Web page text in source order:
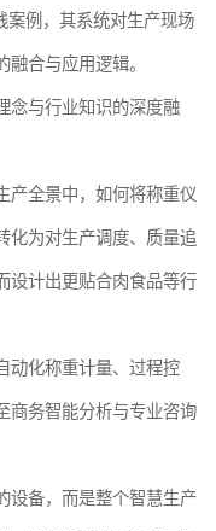
案例，其系统对生产现场
合与应用逻辑。
念与行业知识的深度融
产全景中，如何将称重仪
化为对生产调度、质量追
设计出更贴合肉食品等行
动化称重计量、过程控
商务智能分析与专业咨询
设备，而是整个智慧生产